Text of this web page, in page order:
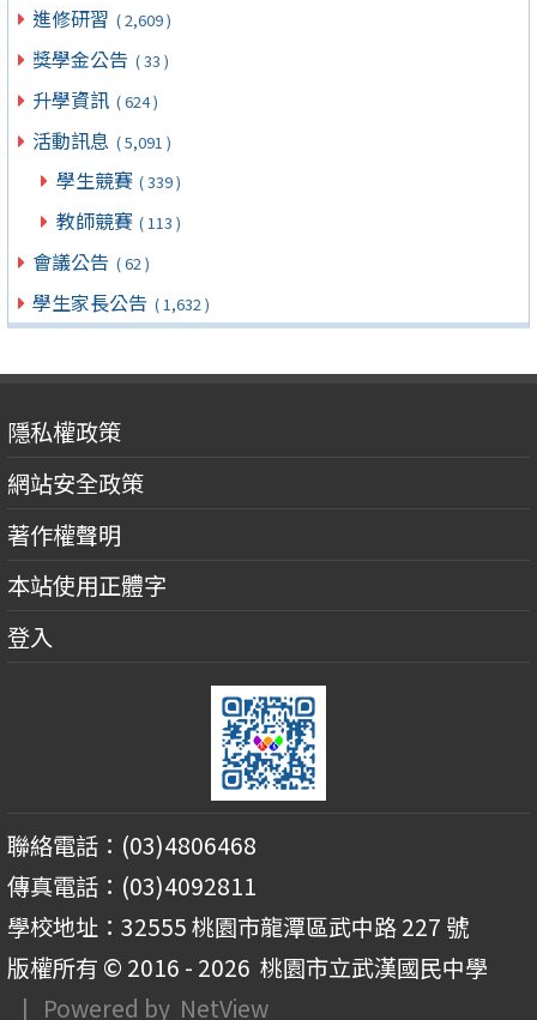
進修研習 ( 2,609 )
獎學金公告 ( 33 )
升學資訊 ( 624 )
活動訊息 ( 5,091 )
學生競賽 ( 339 )
教師競賽 ( 113 )
會議公告 ( 62 )
學生家長公告 ( 1,632 )
隱私權政策
網站安全政策
著作權聲明
本站使用正體字
登入
聯絡電話：(03)4806468
傳真電話：(03)4092811
學校地址：32555 桃園市龍潭區武中路 227 號
版權所有 © 2016 - 2026 桃園市立武漢國民中學
| Powered by NetView